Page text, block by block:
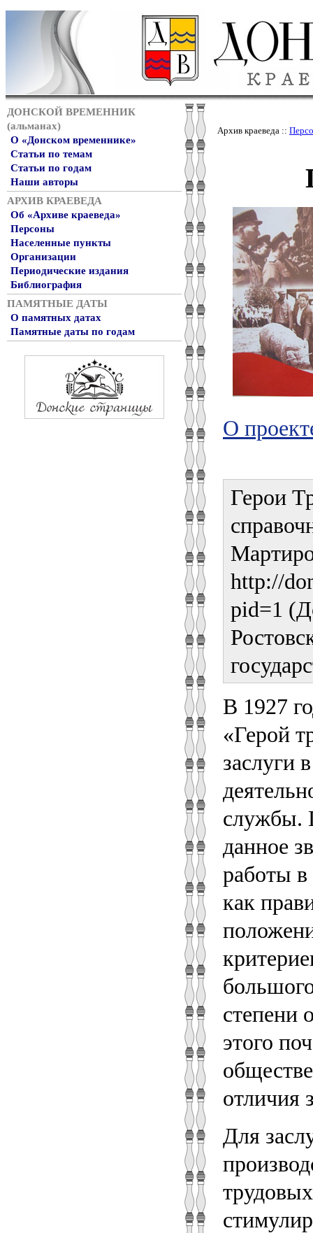
ДОНСКОЙ ВРЕМЕННИК
(альманах)
О «Донском временнике»
Статьи по темам
Статьи по годам
Наши авторы
АРХИВ КРАЕВЕДА
Об «Архиве краеведа»
Персоны
Населенные пункты
Организации
Периодические издания
Библиография
ПАМЯТНЫЕ ДАТЫ
О памятных датах
Памятные даты по годам
Архив краеведа ::
О
Герои
http://
pid=1
В 1927
«Герой
заслуги
службы.
данное
работы в
как
степени
этого
отличия
Для